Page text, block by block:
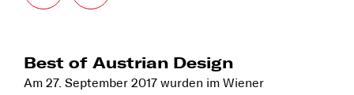
Best of Austrian Design
Am 27. September 2017 wurden im Wiener